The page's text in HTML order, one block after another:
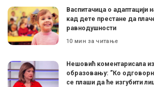
Васпитачица о адаптацији
кад дете престане да
равнодушности
10 мин за читање
Нешовић коментарисала
образовању: ”Ко
се плаши да ће изгубити